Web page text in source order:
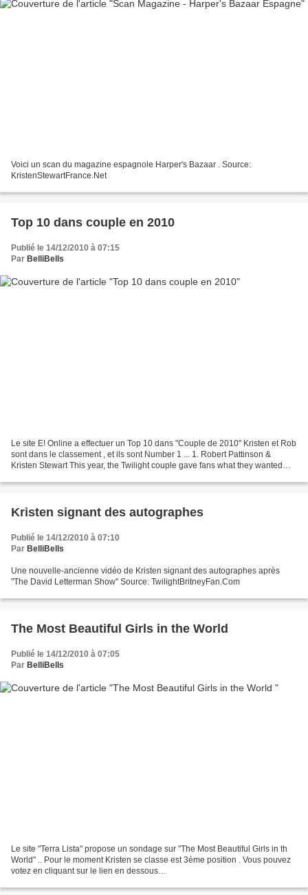
Voici un scan du magazine espagnole Harper's Bazaar . Source:
KristenStewartFrance.Net
Top 10 dans couple en 2010
Publié le 14/12/2010 à 07:15
Par BelliBells
Le site E! Online a effectuer un Top 10 dans "Couple de 2010" Kristen et Rob
sont dans le classement , et ils sont Number 1 ... 1. Robert Pattinson &
Kristen Stewart This year, the Twilight couple gave fans what they wanted
Kristen signant des autographes
Publié le 14/12/2010 à 07:10
Par BelliBells
Une nouvelle-ancienne vidéo de Kristen signant des autographes après
"The David Letterman Show" Source: TwilightBritneyFan.Com
The Most Beautiful Girls in the World
Publié le 14/12/2010 à 07:05
Par BelliBells
Le site "Terra Lista" propose un sondage sur "The Most Beautiful Girls in th
World" .. Pour le moment Kristen se classe est 3ème position . Vous pouvez
votez en cliquant sur le lien en dessous
mundo/...